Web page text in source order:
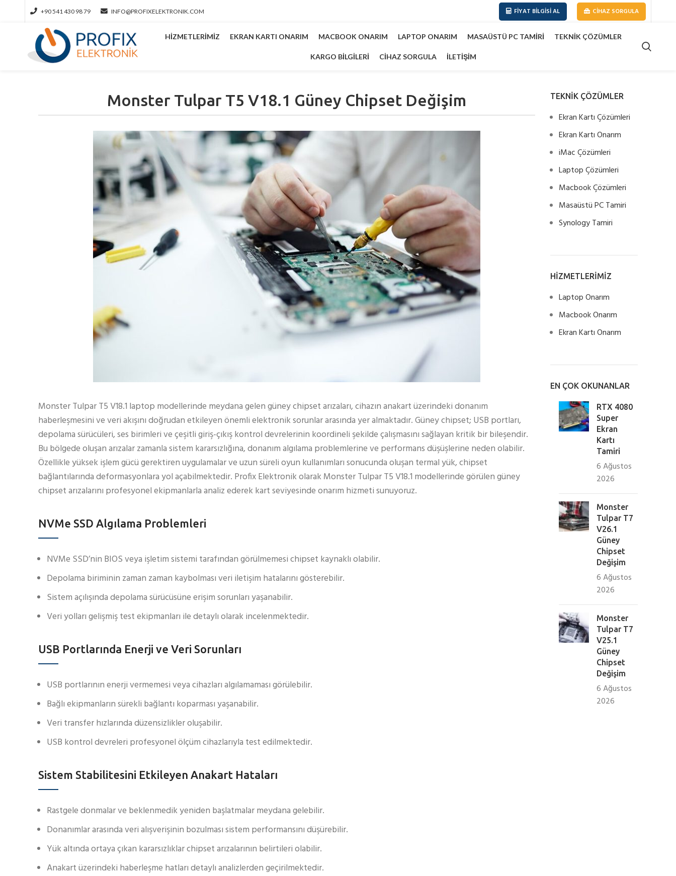
+90 541 430 98 79 INFO@PROFIXELEKTRONIK.COM FIYAT BILGISI AL CIHAZ SORGULA
HIZMETLERIMIZ EKRAN KARTI ONARIM MACBOOK ONARIM LAPTOP ONARIM MASAÜSTÜ PC TAMIRI TEKNIK ÇÖZÜMLER
KARGO BILGILERI CIHAZ SORGULA İLETIŞIM
Monster Tulpar T5 V18.1 Güney Chipset Değişim
Monster Tulpar T5 V18.1 laptop modellerinde meydana gelen güney chipset arızaları, cihazın anakart üzerindeki donanım
haberleşmesini ve veri akışını doğrudan etkileyen önemli elektronik sorunlar arasında yer almaktadır. Güney chipset; USB portları,
depolama sürücüleri, ses birimleri ve çeşitli giriş-çıkış kontrol devrelerinin koordineli şekilde çalışmasını sağlayan kritik bir bileşendir.
Bu bölgede oluşan arızalar zamanla sistem kararsızlığına, donanım algılama problemlerine ve performans düşüşlerine neden olabilir.
Özellikle yüksek işlem gücü gerektiren uygulamalar ve uzun süreli oyun kullanımları sonucunda oluşan termal yük, chipset
bağlantılarında deformasyonlara yol açabilmektedir. Profix Elektronik olarak Monster Tulpar T5 V18.1 modellerinde görülen güney
chipset arızalarını profesyonel ekipmanlarla analiz ederek kart seviyesinde onarım hizmeti sunuyoruz.
NVMe SSD Algılama Problemleri
NVMe SSD’nin BIOS veya işletim sistemi tarafından görülmemesi chipset kaynaklı olabilir.
Depolama biriminin zaman zaman kaybolması veri iletişim hatalarını gösterebilir.
Sistem açılışında depolama sürücüsüne erişim sorunları yaşanabilir.
Veri yolları gelişmiş test ekipmanları ile detaylı olarak incelenmektedir.
USB Portlarında Enerji ve Veri Sorunları
USB portlarının enerji vermemesi veya cihazları algılamaması görülebilir.
Bağlı ekipmanların sürekli bağlantı koparması yaşanabilir.
Veri transfer hızlarında düzensizlikler oluşabilir.
USB kontrol devreleri profesyonel ölçüm cihazlarıyla test edilmektedir.
Sistem Stabilitesini Etkileyen Anakart Hataları
Rastgele donmalar ve beklenmedik yeniden başlatmalar meydana gelebilir.
Donanımlar arasında veri alışverişinin bozulması sistem performansını düşürebilir.
Yük altında ortaya çıkan kararsızlıklar chipset arızalarının belirtileri olabilir.
Anakart üzerindeki haberleşme hatları detaylı analizlerden geçirilmektedir.
TEKNİK ÇÖZÜMLER
Ekran Kartı Çözümleri
Ekran Kartı Onarım
iMac Çözümleri
Laptop Çözümleri
Macbook Çözümleri
Masaüstü PC Tamiri
Synology Tamiri
HİZMETLERİMİZ
Laptop Onarım
Macbook Onarım
Ekran Kartı Onarım
EN ÇOK OKUNANLAR
RTX 4080
Super
Ekran
Kartı
Tamiri
6 Ağustos
2026
Monster
Tulpar T7
V26.1
Güney
Chipset
Değişim
6 Ağustos
2026
Monster
Tulpar T7
V25.1
Güney
Chipset
Değişim
6 Ağustos
2026